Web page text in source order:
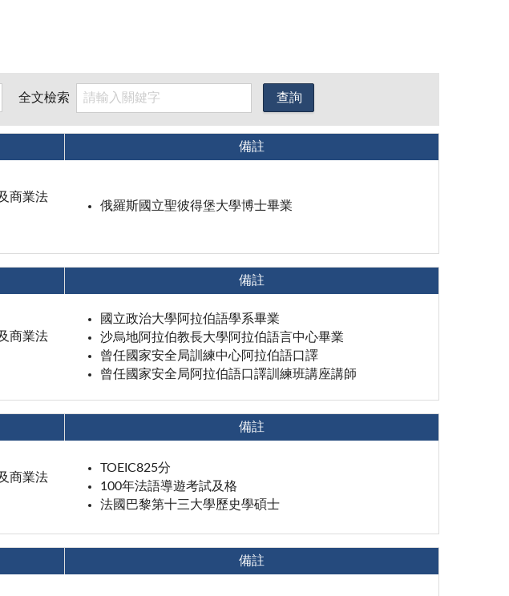
全文檢索
備註
俄羅斯國立聖彼得堡大學博士畢業
商業法
備註
國立政治大學阿拉伯語學系畢業
沙烏地阿拉伯教長大學阿拉伯語言中心畢業
曾任國家安全局訓練中心阿拉伯語口譯
曾任國家安全局阿拉伯語口譯訓練班講座講師
商業法
備註
TOEIC825分
100年法語導遊考試及格
法國巴黎第十三大學歷史學碩士
商業法
備註